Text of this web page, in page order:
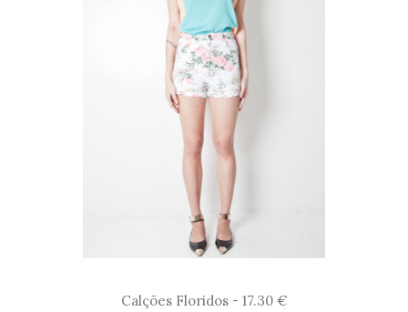
Calções Floridos - 17.30 €